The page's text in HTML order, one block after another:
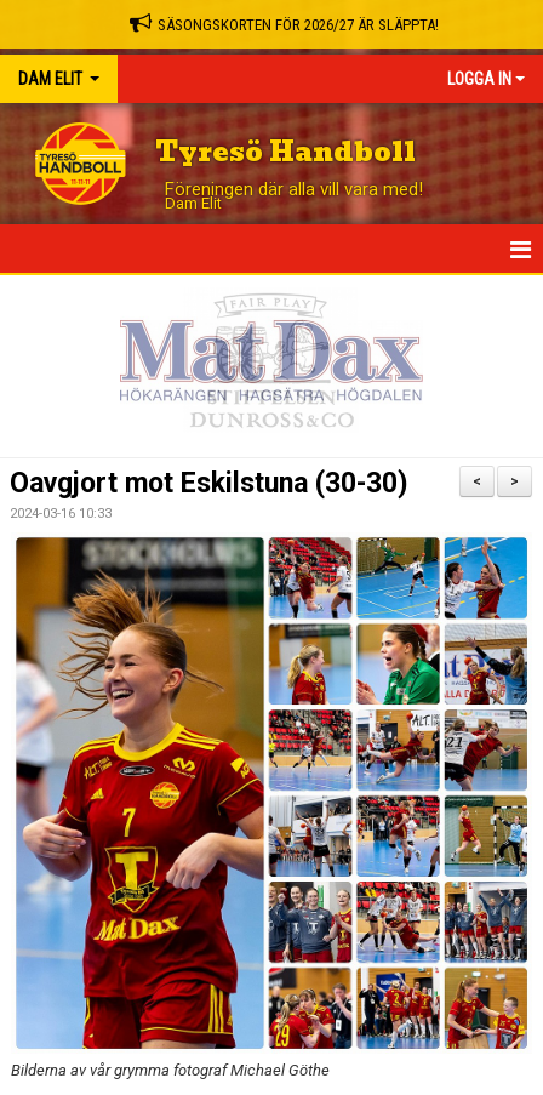
SÄSONGSKORTEN FÖR 2026/27 ÄR SLÄPPTA!
DAM ELIT LOGGA IN
Tyresö Handboll
Föreningen där alla vill vara med!
Dam Elit
TABELL
KALENDER
KONTAKT
>
<
Oavgjort mot Eskilstuna (30-30)
2024-03-16 10:33
Bilderna av vår grymma fotograf Michael Göthe